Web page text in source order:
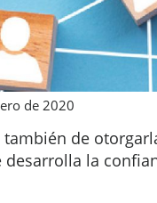
de 2020
de
la